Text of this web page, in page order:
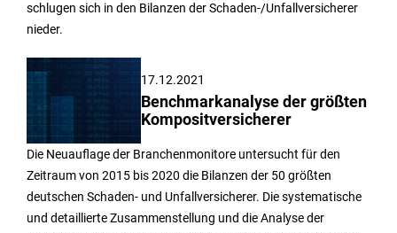
schlugen sich in den Bilanzen der Schaden-/Unfallversicherer
nieder.
17.12.2021
Benchmarkanalyse der größten
Kompositversicherer
Die Neuauflage der Branchenmonitore untersucht für den
Zeitraum von 2015 bis 2020 die Bilanzen der 50 größten
deutschen Schaden- und Unfallversicherer. Die systematische
und detaillierte Zusammenstellung und die Analyse der